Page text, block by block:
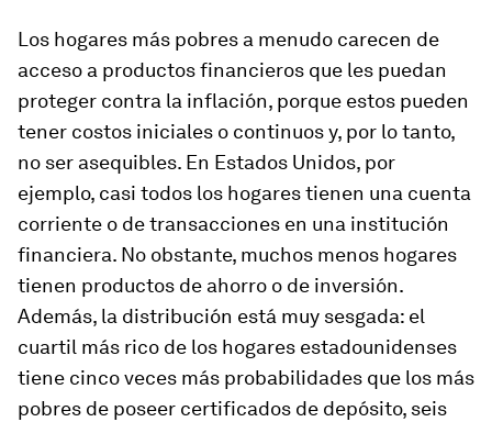
Los hogares más pobres a menudo carecen de
acceso a productos financieros que les puedan
proteger contra la inflación, porque estos pueden
tener costos iniciales o continuos y, por lo tanto,
no ser asequibles. En Estados Unidos, por
ejemplo, casi todos los hogares tienen una cuenta
corriente o de transacciones en una institución
financiera. No obstante, muchos menos hogares
tienen productos de ahorro o de inversión.
Además, la distribución está muy sesgada: el
cuartil más rico de los hogares estadounidenses
tiene cinco veces más probabilidades que los más
pobres de poseer certificados de depósito, seis